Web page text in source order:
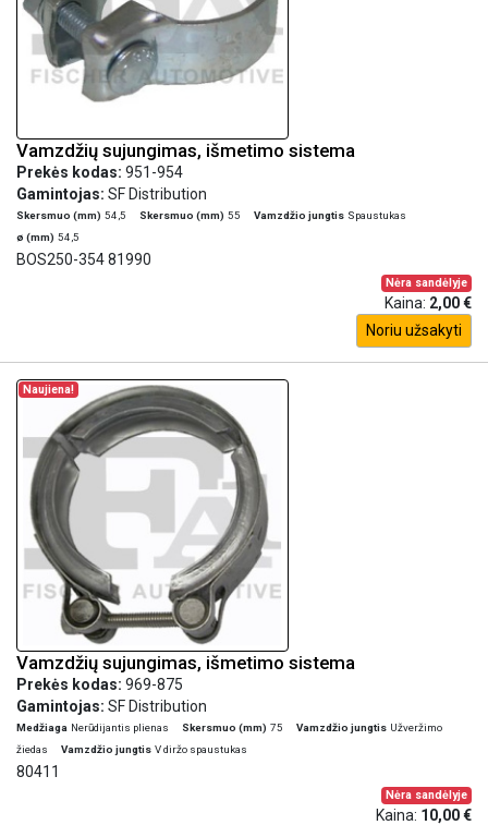
Vamzdžių sujungimas, išmetimo sistema
Prekės kodas: 951-954
Gamintojas: SF Distribution
Skersmuo (mm) 54,5 Skersmuo (mm) 55 Vamzdžio jungtis Spaustukas
ø (mm) 54,5
BOS250-354 81990
Nėra sandėlyje
Kaina: 2,00 €
Noriu užsakyti
Naujiena!
Vamzdžių sujungimas, išmetimo sistema
Prekės kodas: 969-875
Gamintojas: SF Distribution
Medžiaga Nerūdijantis plienas Skersmuo (mm) 75 Vamzdžio jungtis Užveržimo
žiedas
Vamzdžio jungtis V diržo spaustukas
80411
Nėra sandėlyje
Kaina: 10,00 €